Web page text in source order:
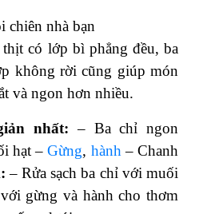
chiên nhà bạn
có lớp bì phẳng đều, ba
không rời cũng giúp món
và ngon hơn nhiều.
nhất: – Ba chỉ ngon
hạt –Gừng, hành – Chanh
– Rửa sạch ba chỉ với muối
gừng và hành cho thơm